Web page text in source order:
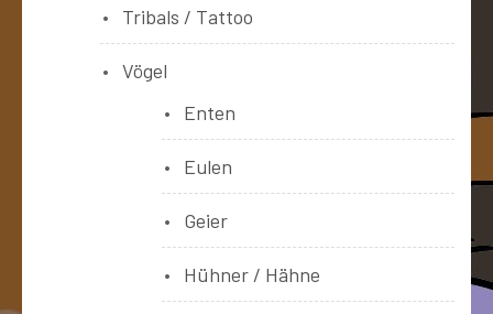
Tribals / Tattoo
Vögel
Enten
Eulen
Geier
Hühner / Hähne